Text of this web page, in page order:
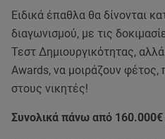
Ειδικά έπαθλα θα δίνονται
διαγωνισμού, με τις
Τεστ Δημιουργικότητας,
Awards, να μοιράζουν
στους νικητές!
Συνολικά πάνω από